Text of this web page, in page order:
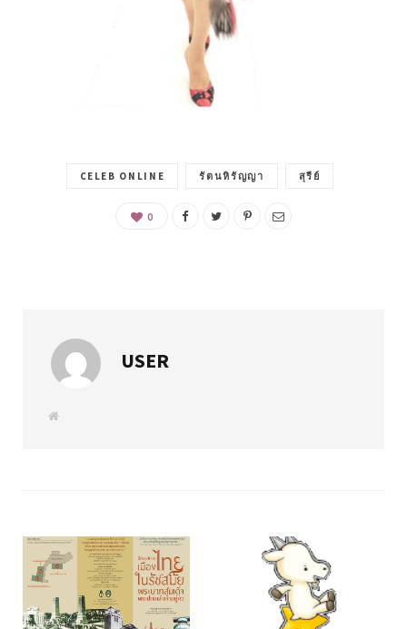
CELEB ONLINE รัตนหิรัญญา สุรีย์
0
USER
W